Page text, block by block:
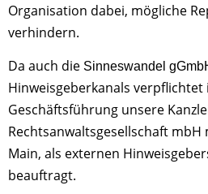
Organisation dabei, mögliche
verhindern.
Da auch die Sinneswandel
Hinweisgeberkanals verpflichtet
Geschäftsführung unsere
Rechtsanwaltsgesellschaft
Main, als externen
beauftragt.